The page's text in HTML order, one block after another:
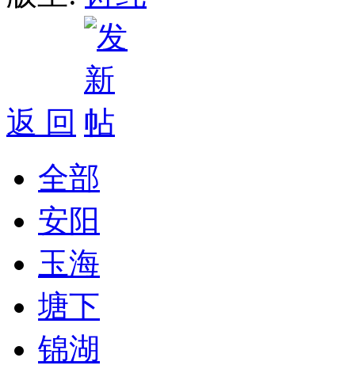
返 回
全部
安阳
玉海
塘下
锦湖